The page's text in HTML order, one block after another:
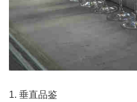
1. 垂直品鉴